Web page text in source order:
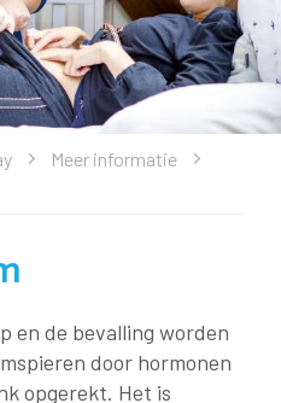
Meer informatie
en de bevalling worden
door hormonen
opgerekt. Het is